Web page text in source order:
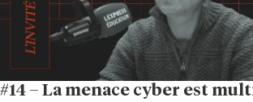
#14 – La menace cyber est